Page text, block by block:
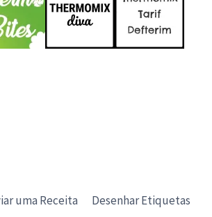
uma Receita
Desenhar Etiquetas